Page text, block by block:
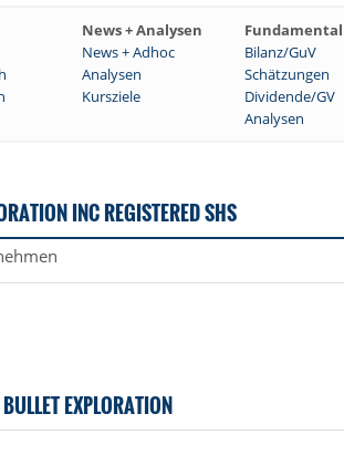
News + Analysen Fundamental
News + Adhoc Bilanz/GuV
Analysen Schätzungen
Kursziele Dividende/GV
Analysen
INC REGISTERED SHS
EXPLORATION